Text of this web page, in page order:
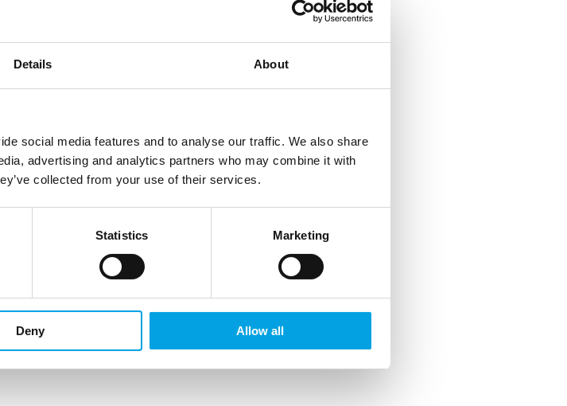
Details About
social media features and to analyse our traffic. We also share
advertising and analytics partners who may combine it with
collected from your use of their services.
Statistics Marketing
Deny Allow all